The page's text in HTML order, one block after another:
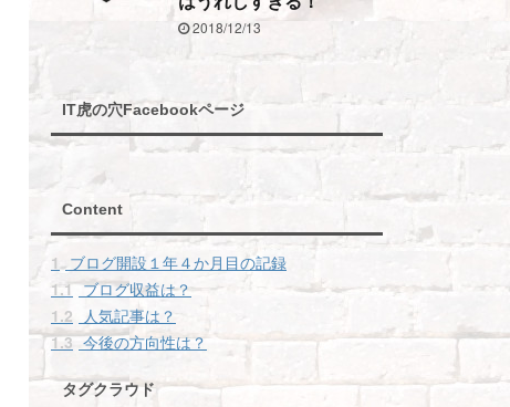
2018/12/13
IT虎の穴Facebookページ
Content
1 ブログ開設１年４か月目の記録
1.1 ブログ収益は？
1.2 人気記事は？
1.3 今後の方向性は？
タグクラウド